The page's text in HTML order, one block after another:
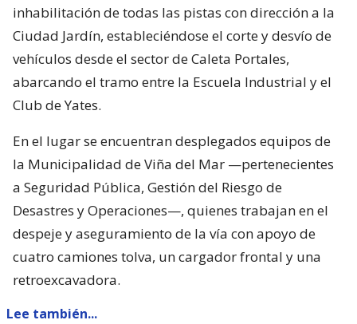
inhabilitación de todas las pistas con dirección a la
Ciudad Jardín, estableciéndose el corte y desvío de
vehículos desde el sector de Caleta Portales,
abarcando el tramo entre la Escuela Industrial y el
Club de Yates.
En el lugar se encuentran desplegados equipos de
la Municipalidad de Viña del Mar —pertenecientes
a Seguridad Pública, Gestión del Riesgo de
Desastres y Operaciones—, quienes trabajan en el
despeje y aseguramiento de la vía con apoyo de
cuatro camiones tolva, un cargador frontal y una
retroexcavadora.
Lee también...